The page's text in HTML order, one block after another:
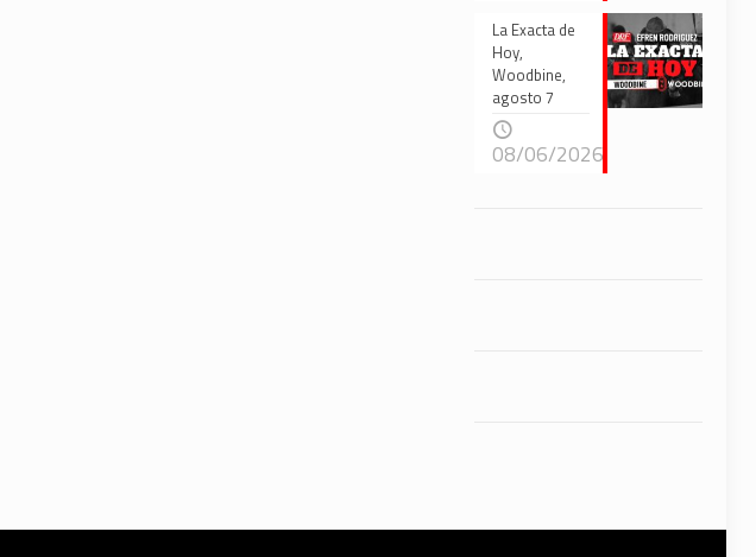
La Exacta de
Hoy,
Woodbine,
agosto 7
08/06/2026